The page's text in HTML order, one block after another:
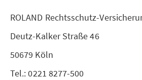
ROLAND Rechtsschutz-
Deutz-Kalker Straße 46
50679 Köln
Tel.: 0221 8277-500